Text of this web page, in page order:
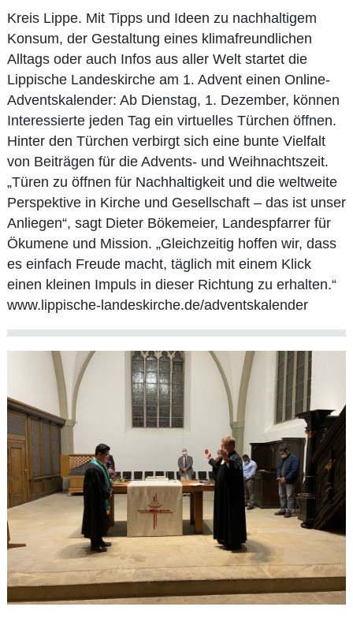
Kreis Lippe. Mit Tipps und Ideen zu nachhaltigem
Konsum, der Gestaltung eines klimafreundlichen
Alltags oder auch Infos aus aller Welt startet die
Lippische Landeskirche am 1. Advent einen Online-
Adventskalender: Ab Dienstag, 1. Dezember, können
Interessierte jeden Tag ein virtuelles Türchen öffnen.
Hinter den Türchen verbirgt sich eine bunte Vielfalt
von Beiträgen für die Advents- und Weihnachtszeit.
„Türen zu öffnen für Nachhaltigkeit und die weltweite
Perspektive in Kirche und Gesellschaft – das ist unser
Anliegen“, sagt Dieter Bökemeier, Landespfarrer für
Ökumene und Mission. „Gleichzeitig hoffen wir, dass
es einfach Freude macht, täglich mit einem Klick
einen kleinen Impuls in dieser Richtung zu erhalten.“
www.lippische-landeskirche.de/adventskalender